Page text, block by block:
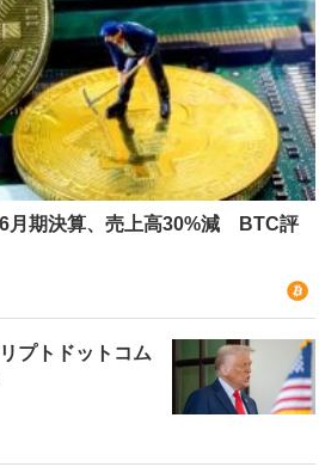
月期決算、売上高30%減 BTC評
プトドットコム